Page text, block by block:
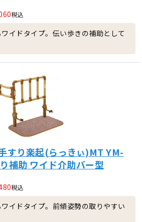
税込
イドタイプ。伝い歩きの補助として
すり楽起(らっきぃ)MT YM-
補助 ワイド介助バー型
税込
イドタイプ。前傾姿勢の取りやすい